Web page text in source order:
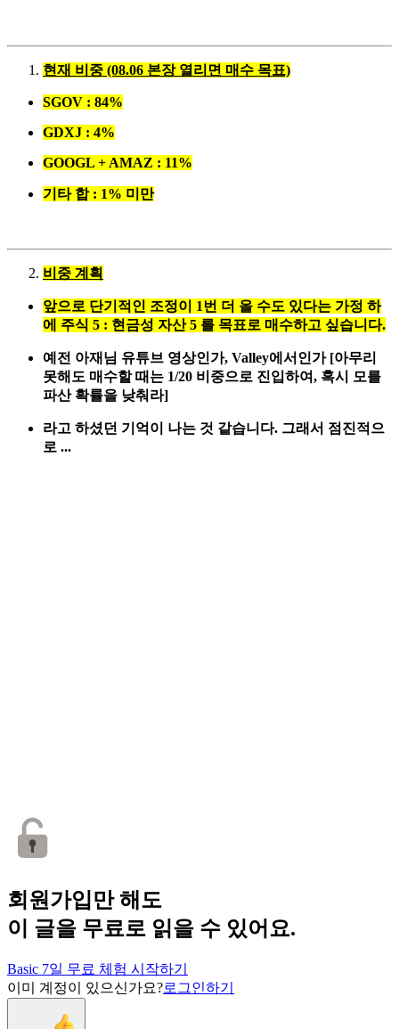
현재 비중 (08.06 본장 열리면 매수 목표)
SGOV : 84%
GDXJ : 4%
GOOGL + AMAZ : 11%
기타 합 : 1% 미만
비중 계획
앞으로 단기적인 조정이 1번 더 올 수도 있다는 가정 하
에 주식 5 : 현금성 자산 5 를 목표로 매수하고 싶습니다.
예전 아재님 유튜브 영상인가, Valley에서인가 [아무리
못해도 매수할 때는 1/20 비중으로 진입하여, 혹시 모를
파산 확률을 낮춰라]
라고 하셨던 기억이 나는 것 같습니다. 그래서 점진적으
로 ...
회원가입만 해도
이 글을 무료로 읽을 수 있어요.
Basic 7일 무료 체험 시작하기
이미 계정이 있으신가요?로그인하기